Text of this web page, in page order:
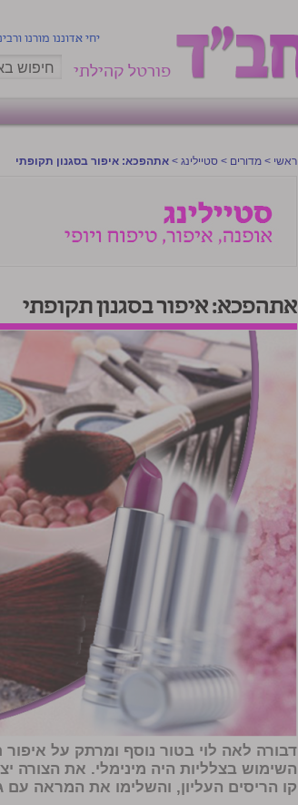
יחי אדוננו מורנו
פורטל קהילתי
ראשי > מדורים > סטיילינג > אתהפכא: איפור בסגנון תקופתי
אתהפכא: איפור בסגנון תקופתי
דבורה לאה לוי
השימוש בצלליות היה מינימלי. את הצורה
קו הריסים העליון, והשלימו את המראה עם